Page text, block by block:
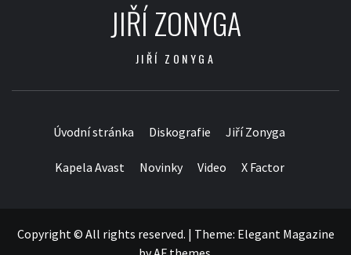
JIŘÍ ZONYGA
JIŘÍ ZONYGA
Úvodní stránka Diskografie Jiří Zonyga
Kapela Avast Novinky Video X Factor
Copyright © All rights reserved. | Theme: Elegant Magazine